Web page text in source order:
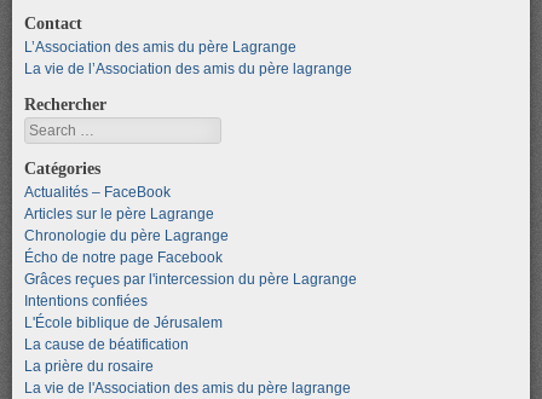
Contact
L’Association des amis du père Lagrange
La vie de l’Association des amis du père lagrange
Rechercher
Search
Catégories
Actualités – FaceBook
Articles sur le père Lagrange
Chronologie du père Lagrange
Écho de notre page Facebook
Grâces reçues par l'intercession du père Lagrange
Intentions confiées
L'École biblique de Jérusalem
La cause de béatification
La prière du rosaire
La vie de l'Association des amis du père lagrange